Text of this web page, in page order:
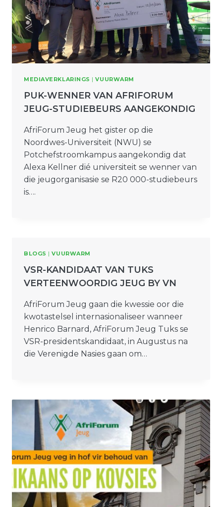
MEDIAVERKLARINGS |VUURWARM
PUK-WENNER VAN AFRIFORUM
JEUG-STUDIEBEURS AANGEKONDIG
AfriForum Jeug het gister op die
Noordwes-Universiteit (NWU) se
Potchefstroomkampus aangekondig dat
Alexa Kellner dié universiteit se wenner van
die jeugorganisasie se R20 000-studiebeurs
is….
BLOGS |VUURWARM
VSR-KANDIDAAT VAN TUKS
VERTEENWOORDIG JEUG BY VN
AfriForum Jeug gaan die kwessie oor die
kwotastelsel internasionaliseer wanneer
Henrico Barnard, AfriForum Jeug Tuks se
VSR-presidentskandidaat, in Augustus na
die Verenigde Nasies gaan om…